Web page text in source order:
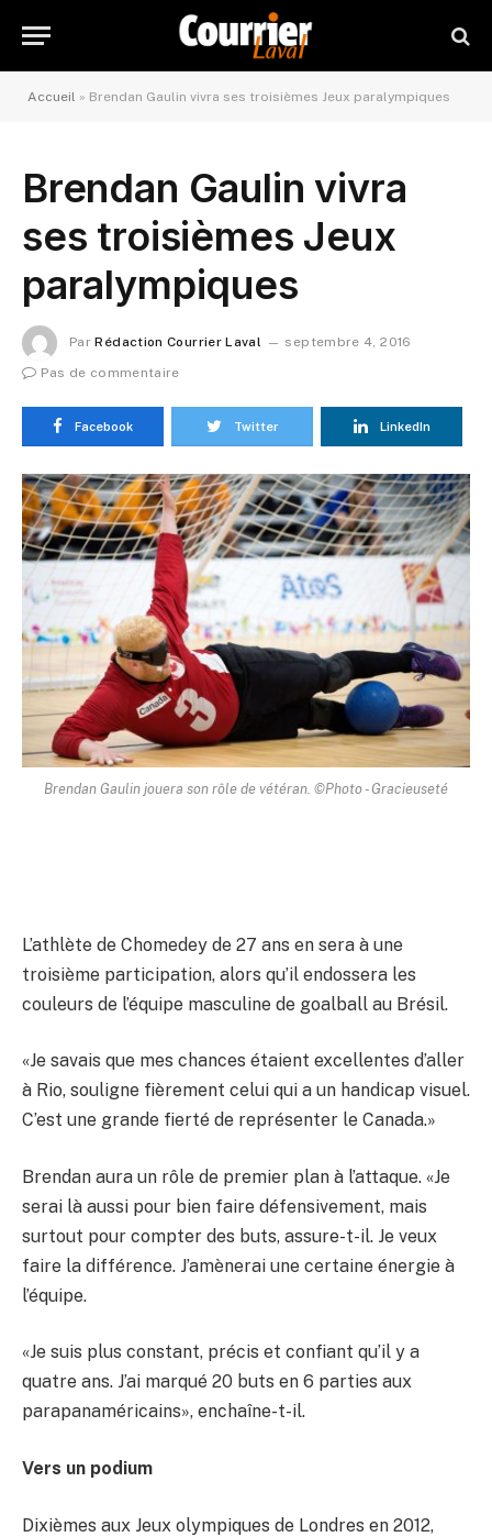
Accueil » Brendan Gaulin vivra ses troisièmes Jeux paralympiques
Brendan Gaulin vivra
ses troisièmes Jeux
paralympiques
Par Rédaction Courrier Laval
septembre 4, 2016
Pas de commentaire
Facebook Twitter LinkedIn
Brendan Gaulin jouera son rôle de vétéran. ©Photo - Gracieuseté
L’athlète de Chomedey de 27 ans en sera à une
troisième participation, alors qu’il endossera les
couleurs de l’équipe masculine de goalball au Brésil.
«Je savais que mes chances étaient excellentes d’aller
à Rio, souligne fièrement celui qui a un handicap visuel.
C’est une grande fierté de représenter le Canada.»
Brendan aura un rôle de premier plan à l’attaque. «Je
serai là aussi pour bien faire défensivement, mais
surtout pour compter des buts, assure-t-il. Je veux
faire la différence. J’amènerai une certaine énergie à
l’équipe.
«Je suis plus constant, précis et confiant qu’il y a
quatre ans. J’ai marqué 20 buts en 6 parties aux
parapanaméricains», enchaîne-t-il.
Vers un podium
Dixièmes aux Jeux olympiques de Londres en 2012,